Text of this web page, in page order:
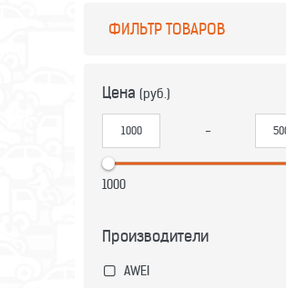
ФИЛЬТР ТОВАРОВ
Цена (руб.)
-
1000
Производители
AWEI